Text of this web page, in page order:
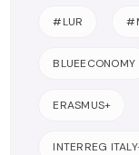
#LUR
BLUEECONOMY
ERASMUS+
INTERREG